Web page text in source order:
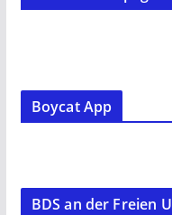
Boycat App
BDS an der Freien